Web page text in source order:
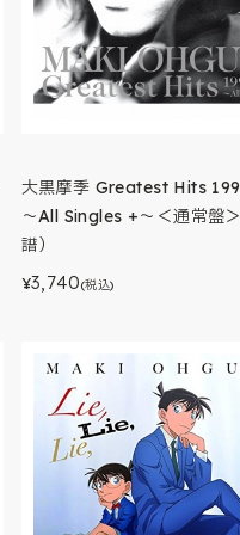
大黒摩季 Greatest Hits
～All Singles +～＜通常盤
譜）
¥3,740(税込)